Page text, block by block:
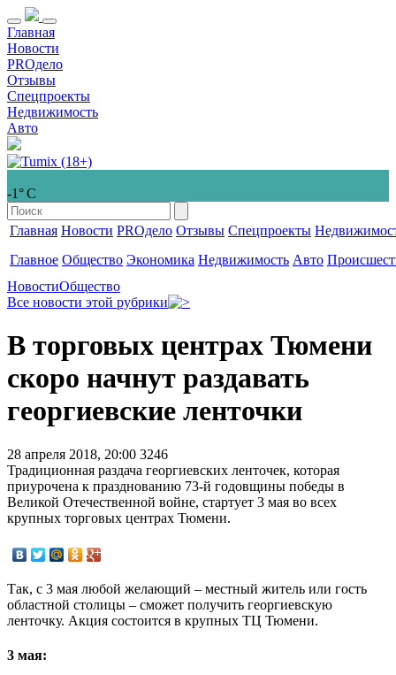
Главная
Новости
PROдело
Отзывы
Спецпроекты
Недвижимость
Авто
-1° С
Главная Новости PROдело Отзывы Спецпроекты
Главное Общество Экономика Недвижимость Авто
НовостиОбщество
Все новости этой рубрики
В торговых центрах Тюмени
скоро начнут раздавать
георгиевские ленточки
28 апреля 2018, 20:00 3246
Традиционная раздача георгиевских ленточек, которая
приурочена к празднованию 73-й годовщины победы в
Великой Отечественной войне, стартует 3 мая во всех
крупных торговых центрах Тюмени.
Так, с 3 мая любой желающий – местный житель или гость
областной столицы – сможет получить георгиевскую
ленточку. Акция состоится в крупных ТЦ Тюмени.
3 мая: